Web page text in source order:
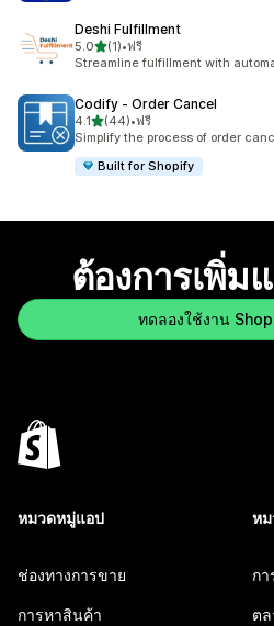
Deshi Fulfillment
5.0เต็ม 5 ดาว
(1)
ทั้งหมด 1 รีวิว
•ฟรี
Streamline fulfillment with
Codify ‑ Order Cancel
4.1เต็ม 5 ดาว
(44)
ทั้งหมด 44 รีวิว
•ฟรี
Simplify the process of order
Built for Shopify
ต้องการเพิ่ม
ทดลองใช้งาน
หมวดหมู่แอป
ช่องทางการขาย
การหาสินค้า
ห
ก
ต